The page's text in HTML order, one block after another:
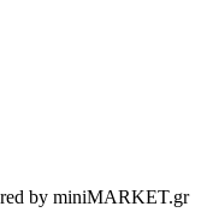
by miniMARKET.gr